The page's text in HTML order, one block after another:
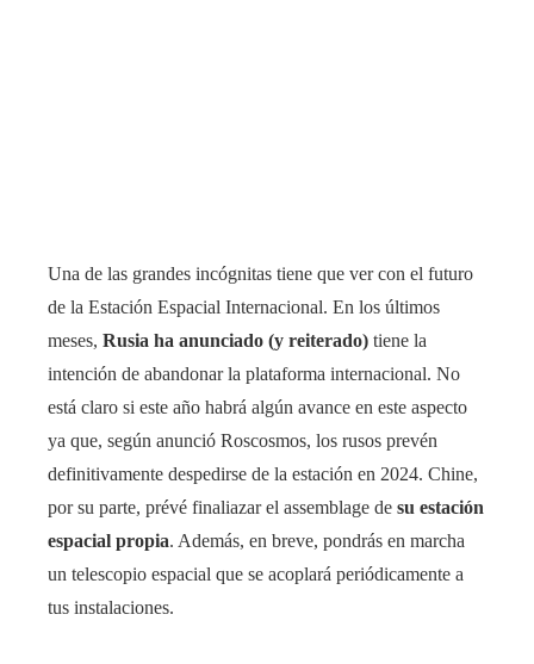
Una de las grandes incógnitas tiene que ver con el futuro
de la Estación Espacial Internacional. En los últimos
meses, Rusia ha anunciado (y reiterado) tiene la
intención de abandonar la plataforma internacional. No
está claro si este año habrá algún avance en este aspecto
ya que, según anunció Roscosmos, los rusos prevén
definitivamente despedirse de la estación en 2024. Chine,
por su parte, prévé finaliazar el assemblage de su estación
espacial propia. Además, en breve, pondrás en marcha
un telescopio espacial que se acoplará periódicamente a
tus instalaciones.